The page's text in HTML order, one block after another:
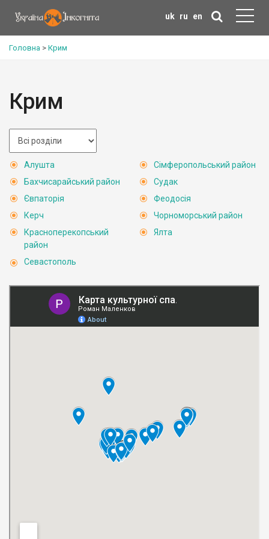
uk ru en
Головна > Крим
Крим
Алушта
Бахчисарайський район
Євпаторія
Керч
Красноперекопський
район
Севастополь
Сімферопольський район
Судак
Феодосія
Чорноморський район
Ялта